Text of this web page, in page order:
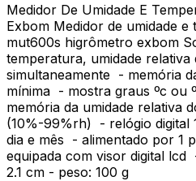
Medidor De Umidade E
Exbom Medidor de umidade
mut600s higrômetro exbom
temperatura, umidade
simultaneamente - memória
mínima - mostra graus ºc ou
memória da umidade relativa
(10%-99%rh) - relógio digital
dia e mês - alimentado por 1
equipada com visor digital lcd
2.1 cm - peso: 100 g